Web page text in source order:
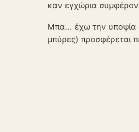
καν εγχώρια
Μπα... έχω την υποψία
μπύρες) προσφέρεται